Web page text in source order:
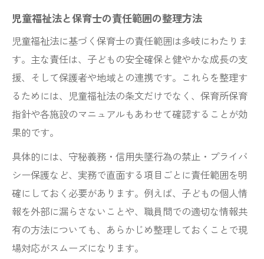
児童福祉法と保育士の責任範囲の整理方法
児童福祉法に基づく保育士の責任範囲は多岐にわたりま
す。主な責任は、子どもの安全確保と健やかな成長の支
援、そして保護者や地域との連携です。これらを整理す
るためには、児童福祉法の条文だけでなく、保育所保育
指針や各施設のマニュアルもあわせて確認することが効
果的です。
具体的には、守秘義務・信用失墜行為の禁止・プライバ
シー保護など、実務で直面する項目ごとに責任範囲を明
確にしておく必要があります。例えば、子どもの個人情
報を外部に漏らさないことや、職員間での適切な情報共
有の方法についても、あらかじめ整理しておくことで現
場対応がスムーズになります。